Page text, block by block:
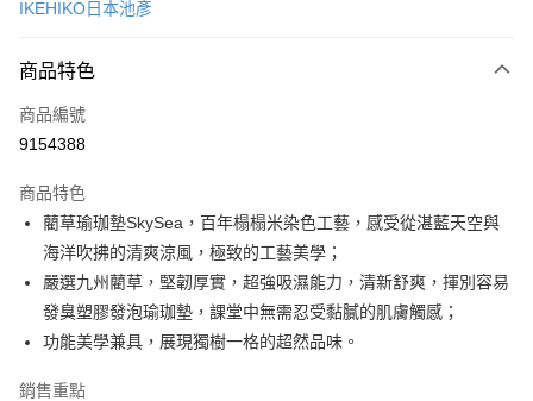
Apple Pay
悠遊付
全盈+PAY
大哥付你分期
相關說明
【大哥付你分期使用說明】
1.本服務由台灣大哥大提供，台灣大哥大用戶可立即使用無須另外申請。
2.付款方式選擇「大哥付你分期」，訂單成立後會自動跳轉到大哥付的交易
成交易。
ATM付款
運送方式
IKEHIKO日本池彥
商品特色
商品編號
9154388
商品特色
藺草瑜珈墊SkySea，百年榻榻米染色工藝，感受從湛藍天空與
海洋吹拂的清爽涼風，極致的工藝美學；
嚴選九州藺草，堅韌厚實，超強吸濕能力，清新舒爽，揮別容易
發臭塑膠發泡瑜珈墊，課堂中無需忍受黏膩的肌膚觸感；
功能美學兼具，展現獨樹一格的超然品味。
銷售重點